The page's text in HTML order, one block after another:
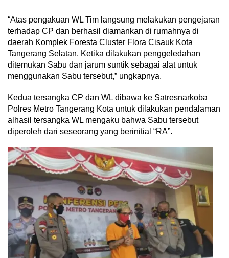
“Atas pengakuan WL Tim langsung melakukan pengejaran
terhadap CP dan berhasil diamankan di rumahnya di
daerah Komplek Foresta Cluster Flora Cisauk Kota
Tangerang Selatan. Ketika dilakukan penggeledahan
ditemukan Sabu dan jarum suntik sebagai alat untuk
menggunakan Sabu tersebut,” ungkapnya.
Kedua tersangka CP dan WL dibawa ke Satresnarkoba
Polres Metro Tangerang Kota untuk dilakukan pendalaman
alhasil tersangka WL mengaku bahwa Sabu tersebut
diperoleh dari seseorang yang berinitial “RA”.